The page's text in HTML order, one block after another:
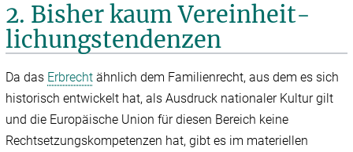
2. Bisher kaum Vereinheit­
lichungs­tendenzen
Da das Erbrecht ähnlich dem Familienrecht, aus dem es sich
historisch entwickelt hat, als Ausdruck nationaler Kultur gilt
und die Europäische Union für diesen Bereich keine
Rechtsetzungskompetenzen hat, gibt es im materiellen